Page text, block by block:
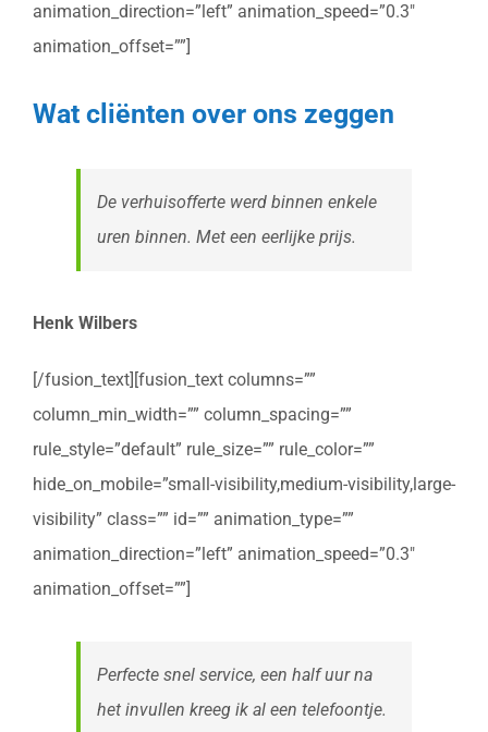
animation_direction=”left” animation_speed=”0.3″
animation_offset=””]
Wat cliënten over ons zeggen
De verhuisofferte werd binnen enkele
uren binnen. Met een eerlijke prijs.
Henk Wilbers
[/fusion_text][fusion_text columns=””
column_min_width=”” column_spacing=””
rule_style=”default” rule_size=”” rule_color=””
hide_on_mobile=”small-visibility,medium-visibility,large-
visibility” class=”” id=”” animation_type=””
animation_direction=”left” animation_speed=”0.3″
animation_offset=””]
Perfecte snel service, een half uur na
het invullen kreeg ik al een telefoontje.